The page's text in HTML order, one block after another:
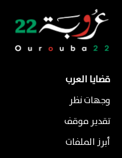
قضايا العرب
وجهات نظر
تقدير موقف
أبرز الملفات